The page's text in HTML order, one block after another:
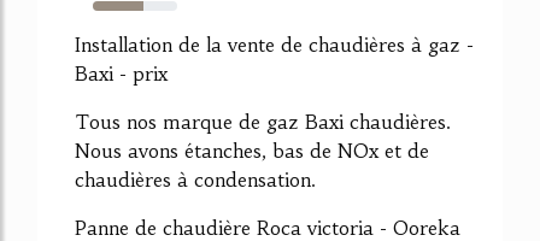
60%
Installation de la vente de chaudières à gaz -
Baxi - prix
Tous nos marque de gaz Baxi chaudières.
Nous avons étanches, bas de NOx et de
chaudières à condensation.
Panne de chaudière Roca victoria - Ooreka